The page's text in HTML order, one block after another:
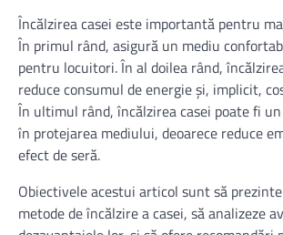
Încălzirea casei este importantă pentru
În primul rând, asigură un mediu
pentru locuitori. În al doilea rând,
reduce consumul de energie și, implicit,
În ultimul rând, încălzirea casei poate fi
în protejarea mediului, deoarece reduce
efect de seră.
Obiectivele acestui articol sunt să
metode de încălzire a casei, să analizeze